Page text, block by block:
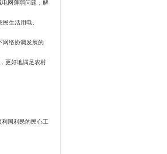
网薄弱问题，解
生活用电。
网络协调发展的
更好地满足农村
国利民的民心工